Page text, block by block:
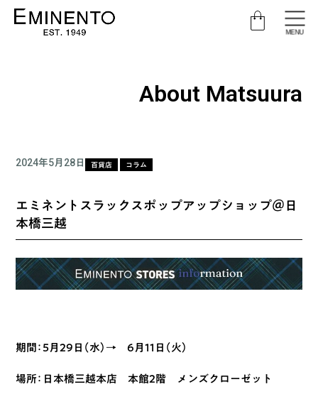
MENU
About Matsuura
2024年5月28日 百貨店 コラム
エミネントスラックスポップアップショップ＠日
本橋三越
期間：5月29日（水）→ 6月11日（火）
場所：日本橋三越本店 本館2階 メンズクローゼット